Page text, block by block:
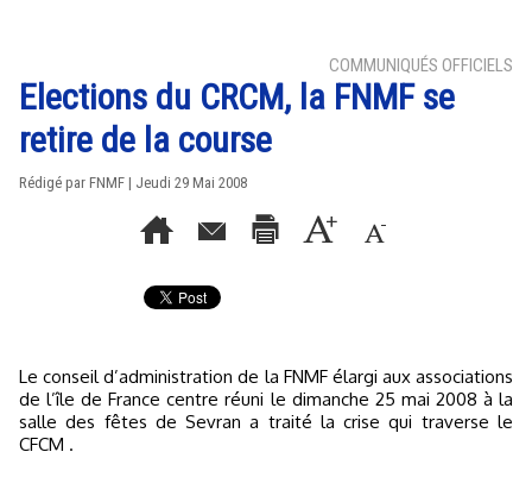
COMMUNIQUÉS OFFICIELS
Elections du CRCM, la FNMF se
retire de la course
Rédigé par FNMF | Jeudi 29 Mai 2008
Le conseil d’administration de la FNMF élargi aux associations
de l’île de France centre réuni le dimanche 25 mai 2008 à la
salle des fêtes de Sevran a traité la crise qui traverse le
CFCM .